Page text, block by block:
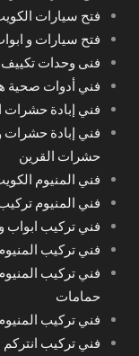
فتح سيارات
فتح سيارات و
فنى وحدات تكييف
فني أدوات صحية
فني إبادة حشرات
فني إبادة
حشرات القرين
فني المنيوم الكويت
فني المنيوم
فني تركيب ابواب
فني تركيب
فني تركيب
حمامات
فني تركيب
فني تركيب